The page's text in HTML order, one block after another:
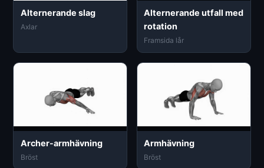
Alternerande slag
Axlar
Alternerande utfall med
rotation
Framsida lår
Archer-armhävning
Bröst
Armhävning
Bröst